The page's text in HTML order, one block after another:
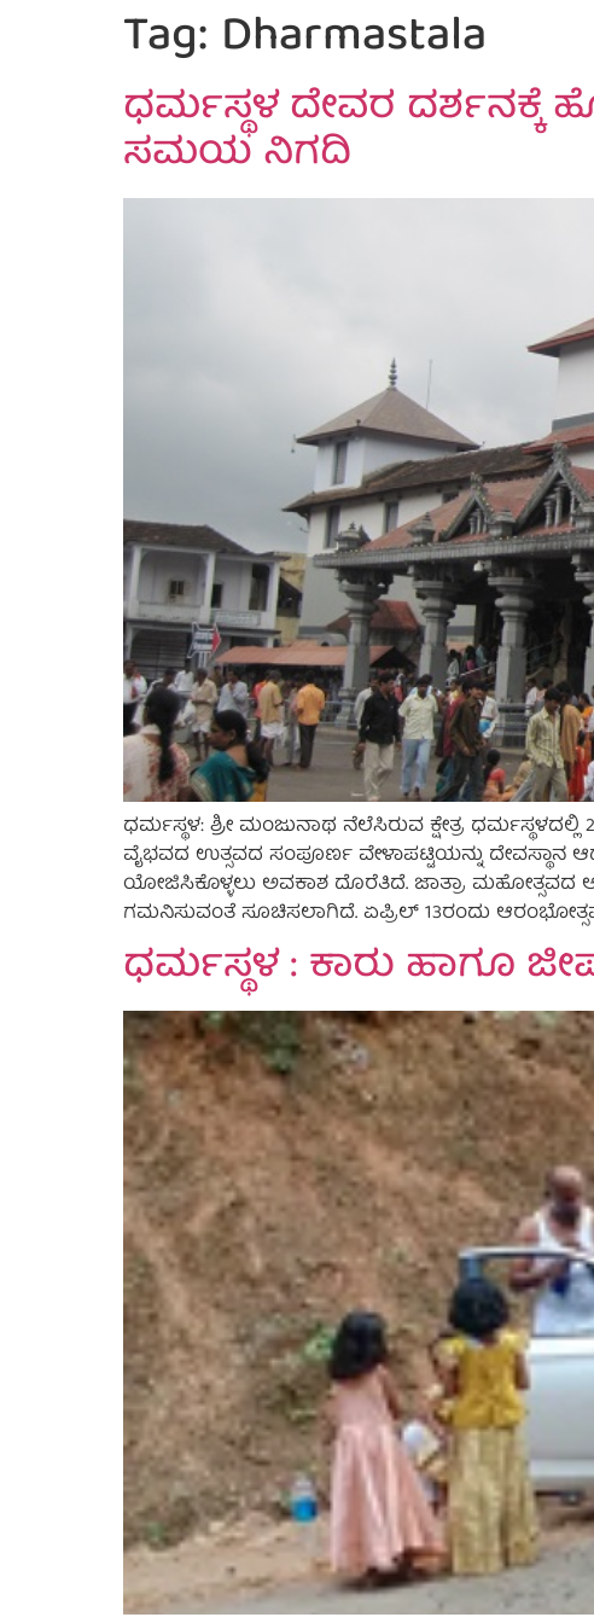
Tag: Dharmastala
ಧರ್ಮಸ್ಥಳ ದೇವರ ದರ್ಶನಕ್ಕೆ
ಸಮಯ ನಿಗದಿ
ಧರ್ಮಸ್ಥಳ: ಶ್ರೀ ಮಂಜುನಾಥ ನೆಲೆಸಿರುವ ಕ್ಷೇತ್ರ
ವೈಭವದ ಉತ್ಸವದ ಸಂಪೂರ್ಣ ವೇಳಾಪಟ್ಟಿಯನ್ನು
ಯೋಜಿಸಿಕೊಳ್ಳಲು ಅವಕಾಶ ದೊರೆತಿದೆ. ಜಾತ್ರಾ ಮಹೋತ್ಸವದ
ಗಮನಿಸುವಂತೆ ಸೂಚಿಸಲಾಗಿದೆ. ಏಪ್ರಿಲ್ 13ರಂದು
ಧರ್ಮಸ್ಥಳ : ಕಾರು ಹಾಗೂ